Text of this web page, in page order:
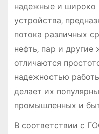
надежные и широко
устройства‚
потока различных
нефть‚ пар и
отличаются
надежностью
делает их
промышленных и
В соответствии с